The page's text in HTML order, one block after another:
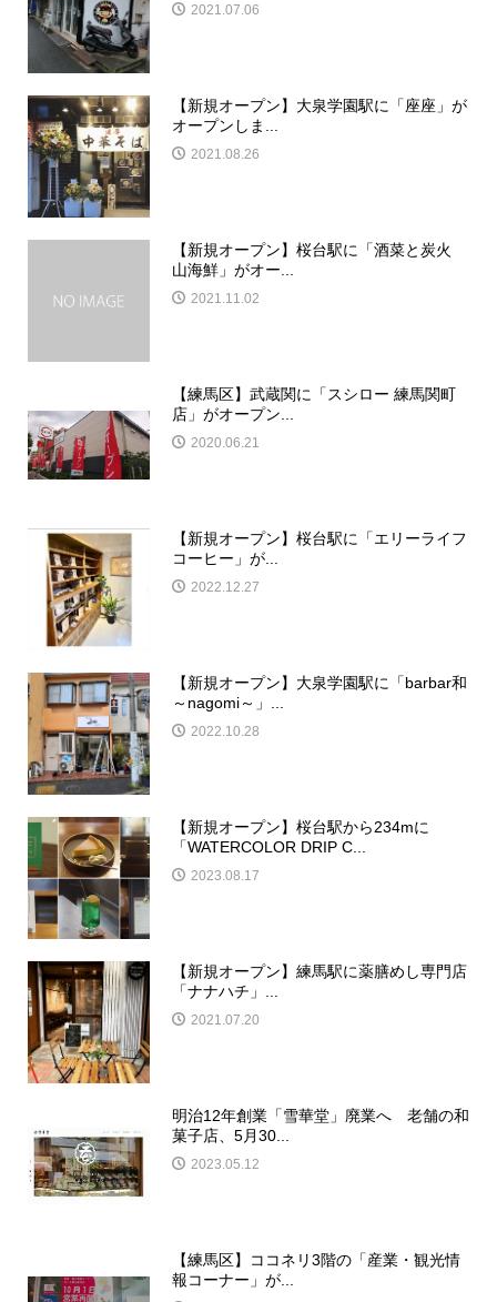
2021.07.06
【新規オープン】大泉学園駅に「座座」が
オープンしま...
2021.08.26
【新規オープン】桜台駅に「酒菜と炭火
山海鮮」がオー...
2021.11.02
【練馬区】武蔵関に「スシロー 練馬関町
店」がオープン...
2020.06.21
【新規オープン】桜台駅に「エリーライフ
コーヒー」が...
2022.12.27
【新規オープン】大泉学園駅に「barbar和
～nagomi～」...
2022.10.28
【新規オープン】桜台駅から234mに
「WATERCOLOR DRIP C...
2023.08.17
【新規オープン】練馬駅に薬膳めし専門店
「ナナハチ」...
2021.07.20
明治12年創業「雪華堂」廃業へ 老舗の和
菓子店、5月30...
2023.05.12
【練馬区】ココネリ3階の「産業・観光情
報コーナー」が...